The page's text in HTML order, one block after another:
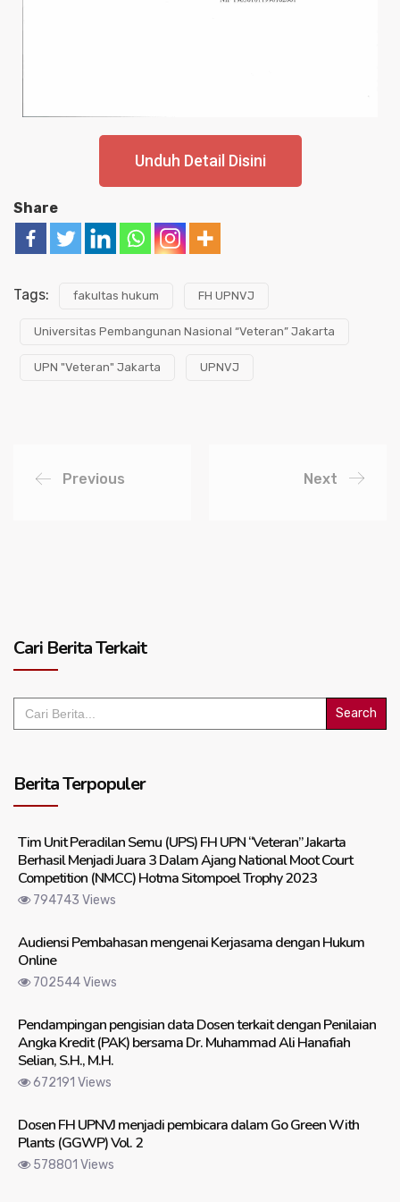
Unduh Detail Disini
Share
Tags: fakultas hukum FH UPNVJ
Universitas Pembangunan Nasional “Veteran” Jakarta
UPN "Veteran" Jakarta UPNVJ
Previous Next
Cari Berita Terkait
Search
for:
Berita Terpopuler
Tim Unit Peradilan Semu (UPS) FH UPN “Veteran” Jakarta
Berhasil Menjadi Juara 3 Dalam Ajang National Moot Court
Competition (NMCC) Hotma Sitompoel Trophy 2023
794743 Views
Audiensi Pembahasan mengenai Kerjasama dengan Hukum
Online
702544 Views
Pendampingan pengisian data Dosen terkait dengan Penilaian
Angka Kredit (PAK) bersama Dr. Muhammad Ali Hanafiah
Selian, S.H., M.H.
672191 Views
Dosen FH UPNVJ menjadi pembicara dalam Go Green With
Plants (GGWP) Vol. 2
578801 Views